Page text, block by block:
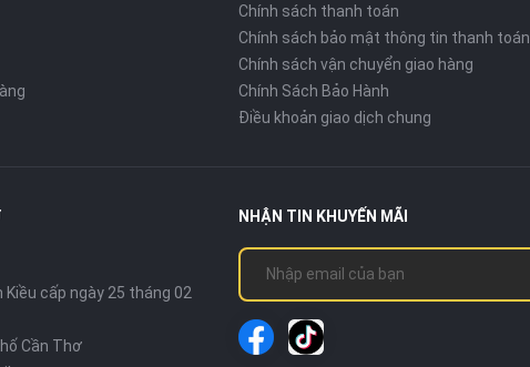
chất: Chiếc iPhone quốc dân vẫn đáng
Chính sách thanh toán
Chính sách bảo mật thông tin thanh toán
Chính sách vận chuyển giao hàng
Chính Sách Bảo Hành
Điều khoản giao dịch chung
Kiều cấp ngày 25 tháng 02
Cần Thơ
NHẬN TIN KHUYẾN MÃI